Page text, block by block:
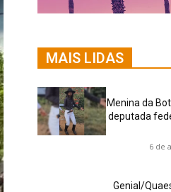
MAIS LIDAS
Menina da
deputada
6 de
Genial/